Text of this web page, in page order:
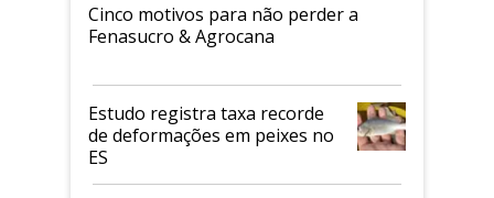
Cinco motivos para não perder a
Fenasucro & Agrocana
Estudo registra taxa recorde
de deformações em peixes no
ES